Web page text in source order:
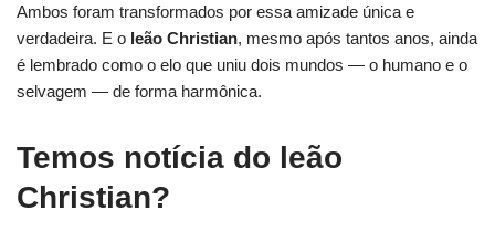
Ambos foram transformados por essa amizade única e
verdadeira. E o leão Christian, mesmo após tantos anos, ainda
é lembrado como o elo que uniu dois mundos — o humano e o
selvagem — de forma harmônica.
Temos notícia do leão
Christian?